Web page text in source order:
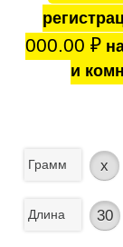
000.00 ₽
и
Грамм x
Длина 30